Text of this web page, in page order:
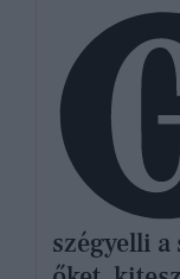
szégyelli